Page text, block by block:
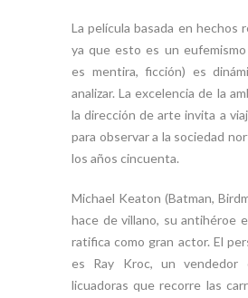
La película basada en hechos
ya que esto es un
es mentira, ficción) es
analizar. La excelencia de la
la dirección de arte invita a
para observar a la sociedad
los años cincuenta.
Michael Keaton (Batman,
hace de villano, su antihéroe
ratifica como gran actor. El
es Ray Kroc, un vendedor
licuadoras que recorre las